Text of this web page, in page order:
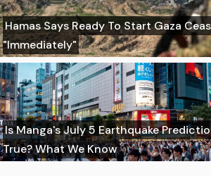
Hamas Says Ready To Start Gaza
"Immediately"
Is Manga's July 5 Earthquake
True? What We Know